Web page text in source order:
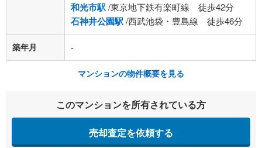
和光市駅/東京地下鉄有楽町線 徒歩42分
石神井公園駅/西武池袋・豊島線 徒歩46分
築年月 -
マンションの物件概要を見る
このマンションを所有されている方
売却査定を依頼する